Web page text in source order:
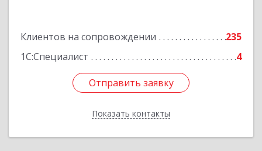
Клиентов на сопровождении
235
1С:Специалист
4
Отправить заявку
Показать контакты
Отправить заявку
Назад